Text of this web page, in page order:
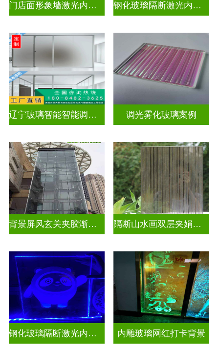
门店面形象墙激光内雕发光艺术玻璃 钢化玻璃隔断激光内雕屏风
辽宁玻璃智能智能调光玻璃电控玻璃价格表最新 调光雾化玻璃案例
背景屏风玄关夹胶渐变玻璃 隔断山水画双层夹娟玻璃
钢化玻璃隔断激光内雕发光玻璃背景墙 内雕玻璃网红打卡背景